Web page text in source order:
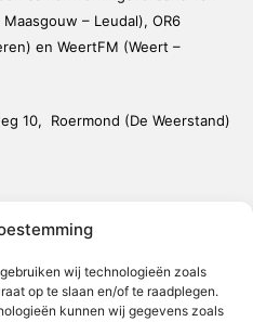
wij technologieën zoals
op te slaan en/of te raadplegen.
kunnen wij gegevens zoals
– Leudal), OR6
en WeertFM (Weert –
10, Roermond (De Weerstand)